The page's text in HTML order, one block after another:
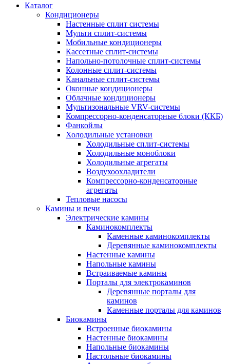
Каталог
Кондиционеры
Настенные сплит системы
Мульти сплит-системы
Мобильные кондиционеры
Кассетные сплит-системы
Напольно-потолочные сплит-системы
Колонные сплит-системы
Канальные сплит-системы
Оконные кондиционеры
Облачные кондиционеры
Мультизональные VRV-системы
Компрессорно-конденсаторные блоки (ККБ)
Фанкойлы
Холодильные установки
Холодильные сплит-системы
Холодильные моноблоки
Холодильные агрегаты
Воздухоохладители
Компрессорно-конденсаторные
агрегаты
Тепловые насосы
Камины и печи
Электрические камины
Каминокомплекты
Каменные каминокомплекты
Деревянные каминокомплекты
Настенные камины
Напольные камины
Встраиваемые камины
Порталы для электрокаминов
Деревянные порталы для
каминов
Каменные порталы для каминов
Биокамины
Встроенные биокамины
Настенные биокамины
Напольные биокамины
Настольные биокамины